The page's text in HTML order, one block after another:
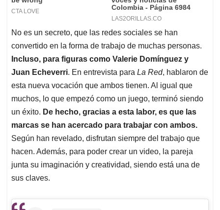
No es un secreto, que las redes sociales se han
convertido en la forma de trabajo de muchas personas.
Incluso, para figuras como Valerie Domínguez y
Juan Echeverri. En entrevista para La Red, hablaron de
esta nueva vocación que ambos tienen. Al igual que
muchos, lo que empezó como un juego, terminó siendo
un éxito. De hecho, gracias a esta labor, es que las
marcas se han acercado para trabajar con ambos.
Según han revelado, disfrutan siempre del trabajo que
hacen. Además, para poder crear un video, la pareja
junta su imaginación y creatividad, siendo está una de
sus claves.